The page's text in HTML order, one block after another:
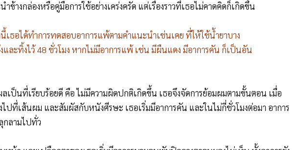
ข้างกล่องหรือคู่มือการใช้อย่างเคร่งครัด แต่เรื่องราวที่เธอไม่คาดคิดก็เกิดขึ้น
เธอได้ทำการทดสอบอาการแพ้ตามคำแนะนำเช่นเคย ที่ให้ใช้น้ำยาบาง
ละทิ้งไว้ 48 ชั่วโมง หากไม่มีอาการแพ้ เช่น มีผืนแดง มีอาการคัน ก็เป็นอัน
เป็นที่เรียบร้อยดี คือ ไม่มีความผิดปกติเกิดขึ้น เธอจึงจัดการย้อมผมตามขั้นตอน เมื่อ
ไปที่เส้นผม และสัมผัสกับหนังศีรษะ เธอเริ่มมีอาการคัน และในไม่กี่ชั่วโมงต่อมา อาการ
กลามไปทั่ว